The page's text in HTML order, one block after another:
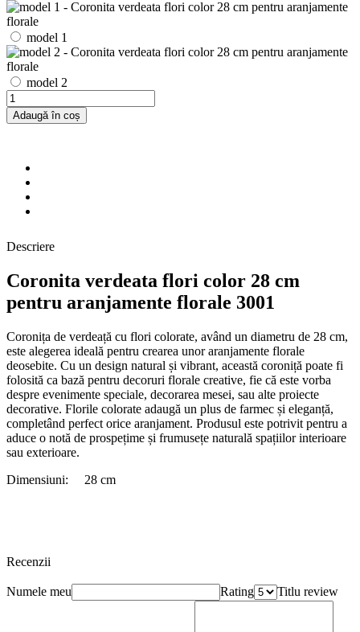
model 1
model 2
Adaugă în coș
Descriere
Coronita verdeata flori color 28 cm
pentru aranjamente florale 3001
Coronița de verdeață cu flori colorate, având un diametru de 28 cm,
este alegerea ideală pentru crearea unor aranjamente florale
deosebite. Cu un design natural și vibrant, această coroniță poate fi
folosită ca bază pentru decoruri florale creative, fie că este vorba
despre evenimente speciale, decorarea mesei, sau alte proiecte
decorative. Florile colorate adaugă un plus de farmec și eleganță,
completând perfect orice aranjament. Produsul este potrivit pentru a
aduce o notă de prospețime și frumusețe naturală spațiilor interioare
sau exterioare.
Dimensiuni: 28 cm
Recenzii
Numele meu Rating Titlu review